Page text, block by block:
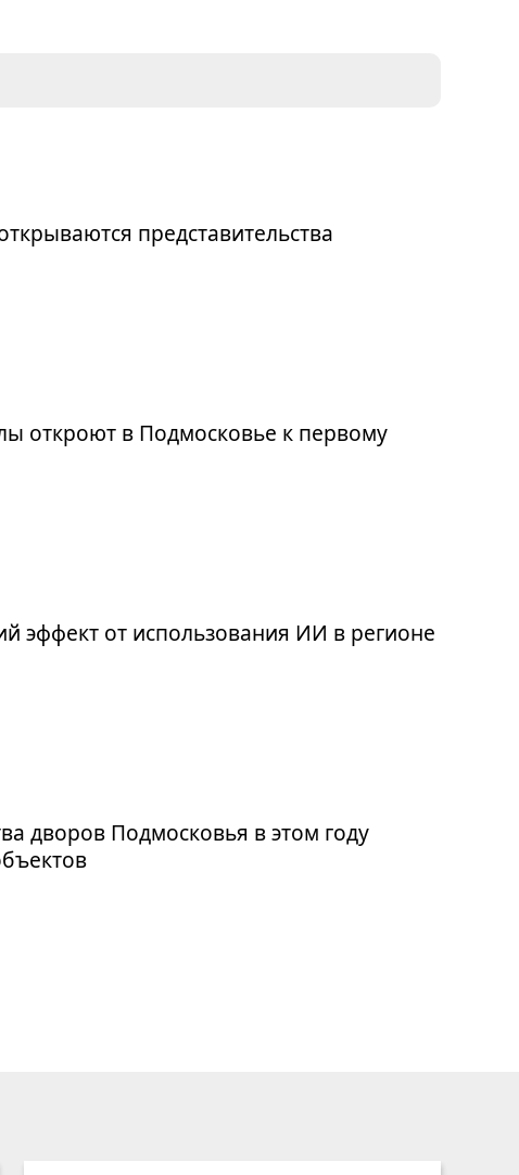
представительства
откроют в Подмосковье к первому
эффект от использования ИИ в регионе
дворов Подмосковья в этом году